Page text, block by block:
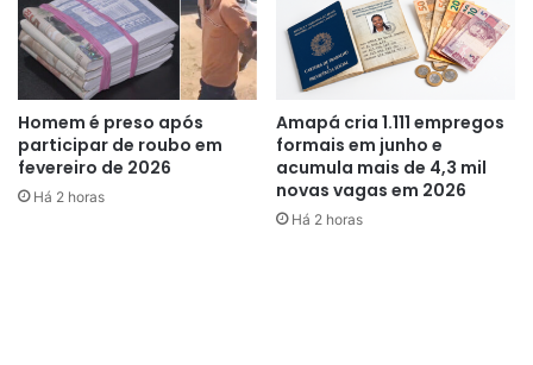
onde estaria ocorrendo o desmonte de um moto já no
bairro Fonte Nova. Ao chegar no local, a informação foi
confirmada quando um outro indivíduo já estava
desmontando uma moto que possuía restrição furto/roubo.
Os dois acusados foram identificados sendo José Filho
Menezes de 33 anos e Benedito Cardoso Filho de 27
anos.
Homem é preso após
participar de roubo em
fevereiro de 2026
Há 2 horas
Amapá cria 1.111 empregos
formais em junho e
acumula mais de 4,3 mil
novas vagas em 2026
Há 2 horas